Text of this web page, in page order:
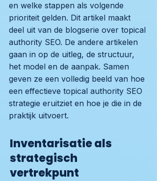
en welke stappen als volgende
prioriteit gelden. Dit artikel maakt
deel uit van de blogserie over topical
authority SEO. De andere artikelen
gaan in op de uitleg, de structuur,
het model en de aanpak. Samen
geven ze een volledig beeld van hoe
een effectieve topical authority SEO
strategie eruitziet en hoe je die in de
praktijk uitvoert.
Inventarisatie als
strategisch
vertrekpunt